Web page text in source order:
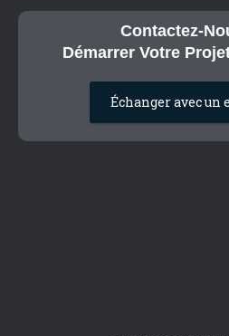
Contactez-
Démarrer Votre
Échanger avec un